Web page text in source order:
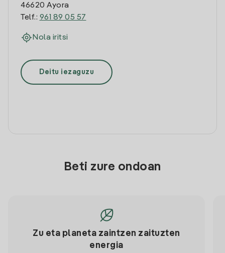
46620 Ayora
Telf.: 961 89 05 57
Nola iritsi
Deitu iezaguzu
Beti zure ondoan
Zu eta planeta zaintzen zaituzten
energia